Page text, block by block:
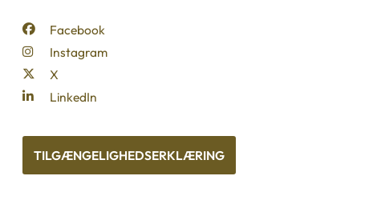
Facebook
Instagram
X
LinkedIn
TILGÆNGELIGHEDSERKLÆRING